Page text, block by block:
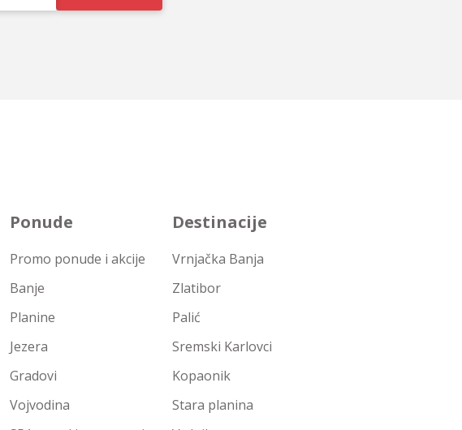
Ponude
Promo ponude i akcije
Banje
Planine
Jezera
Gradovi
Vojvodina
Destinacije
Vrnjačka Banja
Zlatibor
Palić
Sremski Karlovci
Kopaonik
Stara planina